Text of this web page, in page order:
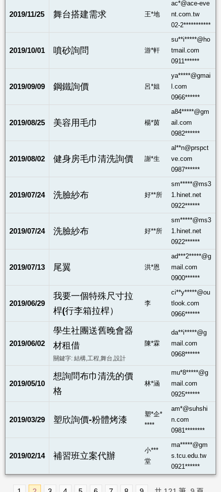
2019/11/25 舞台搭建需求 王*地
ac*@ace-eve
nt.com.tw
02-2***********
2019/10/01 噴砂詢問 游*軒
su**i*****@ho
tmail.com
0911******
2019/09/09 鋼鐵詢價 呂*姐
ya*****@gmai
l.com
0966******
2019/08/25 美容用毛巾 楊*茵
a84*****@gm
ail.com
0982******
2019/08/02 健身房毛巾清洗詢價 謝*生
al**n@prspct
ve.com
0987******
2019/07/24 洗臉紗布 好**所
sm*****@ms3
1.hinet.net
0922******
2019/07/24 洗臉紗布 好**所
sm*****@ms3
1.hinet.net
0922******
2019/07/13 尾翼 洪*恩
ad***2*****@g
mail.com
0900******
2019/06/29
我要一個特殊尺寸拉
桿(行李箱拉桿）
李
ci**y*****@ou
tlook.com
0966******
2019/06/02
學生社團送舊晚會器
材租借
關鍵字: 結構,工程,舞台,設計
陳*霖
da**i*****@g
mail.com
0968******
2019/05/10
想詢問布巾清洗的價
格
林*涵
mu*8*****@g
mail.com
0925******
2019/03/29 塑欣詢價-粉體烤漆
塑*企*
****
am*@suhshi
n.com
0981********
2019/02/14 補習班立案代辦
小***
堂
ma*****@gm
s.tcu.edu.tw
0921******